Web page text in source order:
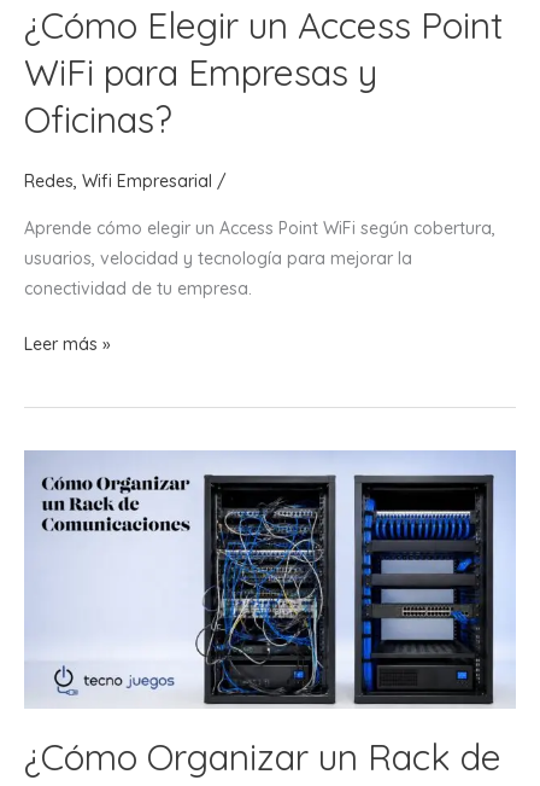
¿Cómo Elegir un Access Point
WiFi para Empresas y
Oficinas?
Redes, Wifi Empresarial /
Aprende cómo elegir un Access Point WiFi según cobertura,
usuarios, velocidad y tecnología para mejorar la
conectividad de tu empresa.
¿Cómo
un
WiFi
para
Leer más »
¿Cómo Organizar un Rack de